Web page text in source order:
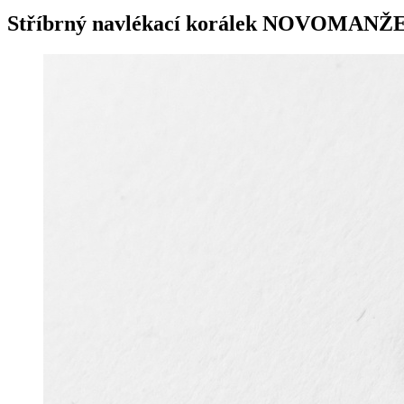
Stříbrný navlékací korálek